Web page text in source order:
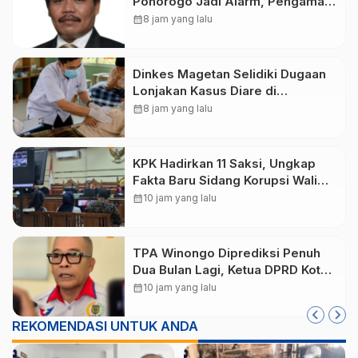
Minta Magetan Perkuat Tata
calendar_month8 jam yang lalu
Dinkes Magetan Selidiki Dugaan
Lonjakan Kasus Diare di
Lembeyan, Lakukan Penyelidikan
calendar_month8 jam yang lalu
KPK Hadirkan 11 Saksi, Ungkap
Fakta Baru Sidang Korupsi Wali
Kota Madiun Nonaktif Maidi
calendar_month10 jam yang lalu
TPA Winongo Diprediksi Penuh
Dua Bulan Lagi, Ketua DPRD Kota
Madiun Desak Pemkot Percepat
calendar_month10 jam yang lalu
REKOMENDASI UNTUK ANDA